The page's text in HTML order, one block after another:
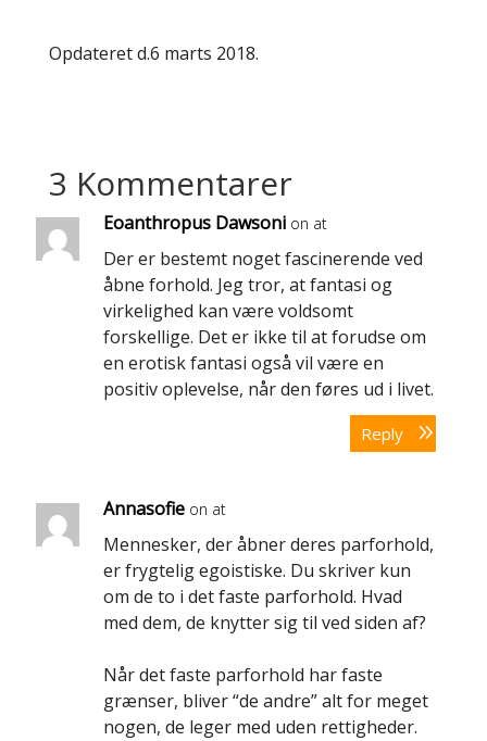
Opdateret d.6 marts 2018.
3 Kommentarer
Eoanthropus Dawsoni on at
Der er bestemt noget fascinerende ved
åbne forhold. Jeg tror, at fantasi og
virkelighed kan være voldsomt
forskellige. Det er ikke til at forudse om
en erotisk fantasi også vil være en
positiv oplevelse, når den føres ud i livet.
Reply
Annasofie on at
Mennesker, der åbner deres parforhold,
er frygtelig egoistiske. Du skriver kun
om de to i det faste parforhold. Hvad
med dem, de knytter sig til ved siden af?
Når det faste parforhold har faste
grænser, bliver “de andre” alt for meget
nogen, de leger med uden rettigheder.